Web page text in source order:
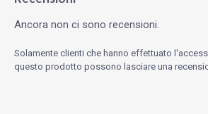
Ancora non ci sono recensioni.
Solamente clienti che hanno effettuato
questo prodotto possono lasciare una